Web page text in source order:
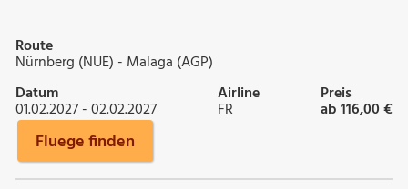
Route
Nürnberg (NUE) - Malaga (AGP)
Datum
01.02.2027 - 02.02.2027
Airline
FR
Preis
ab 116,00 €
Fluege finden